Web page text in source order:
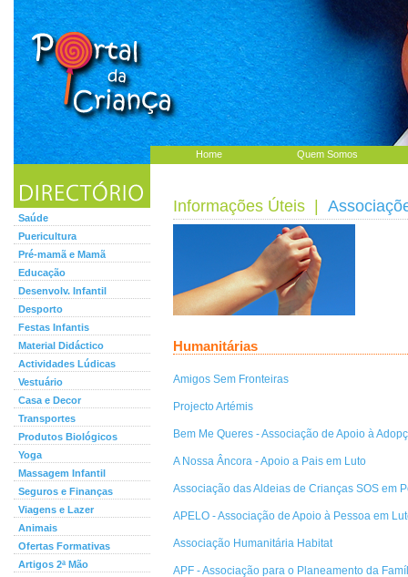
Home Quem Somos
Saúde
Puericultura
Pré-mamã e Mamã
Educação
Desenvolv. Infantil
Desporto
Festas Infantis
Material Didáctico
Actividades Lúdicas
Vestuário
Casa e Decor
Transportes
Produtos Biológicos
Yoga
Massagem Infantil
Seguros e Finanças
Viagens e Lazer
Animais
Ofertas Formativas
Artigos 2ª Mão
Informações Úteis
Humanitárias
Amigos Sem Fronteiras
Projecto Artémis
Bem Me Queres - Associação de Apoio à
A Nossa Âncora - Apoio a Pais em Luto
Associação das Aldeias de Crianças SOS em
APELO - Associação de Apoio à Pessoa em
Associação Humanitária Habitat
APF - Associação para o Planeamento da